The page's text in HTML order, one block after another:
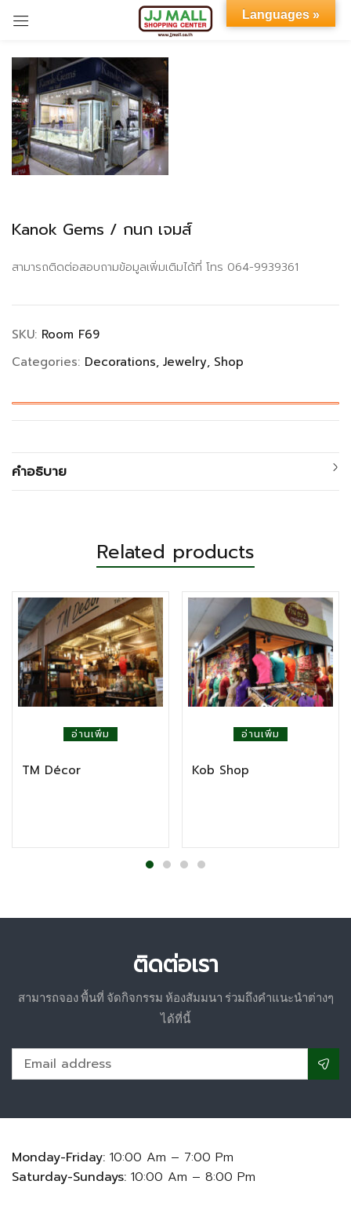
Kanok Gems / กนก เจมส์
สามารถติดต่อสอบถามข้อมูลเพิ่มเติมได้ที่ โทร 064-9939361
SKU: Room F69
Categories: Decorations Jewelry Shop
คำอธิบาย
Related products
อ่านเพิ่ม
TM Décor
อ่านเพิ่ม
Kob Shop
ติดต่อเรา
สามารถจอง พื้นที่ จัดกิจกรรม ห้องสัมมนา ร่วมถึงคำแนะนำต่างๆ
ได้ที่นี้
Monday-Friday: 10:00 Am – 7:00 Pm
Saturday-Sundays: 10:00 Am – 8:00 Pm
Languages »
Sign in
LOG IN